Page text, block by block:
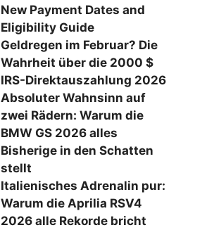
New Payment Dates and
Eligibility Guide
Geldregen im Februar? Die
Wahrheit über die 2000 $
IRS-Direktauszahlung 2026
Absoluter Wahnsinn auf
zwei Rädern: Warum die
BMW GS 2026 alles
Bisherige in den Schatten
stellt
Italienisches Adrenalin pur:
Warum die Aprilia RSV4
2026 alle Rekorde bricht